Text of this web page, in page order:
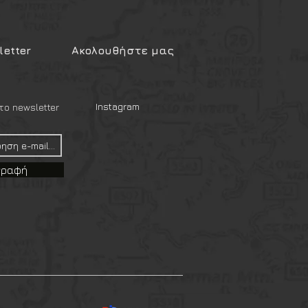
Ακολουθήστε μας
newsletter Instagram